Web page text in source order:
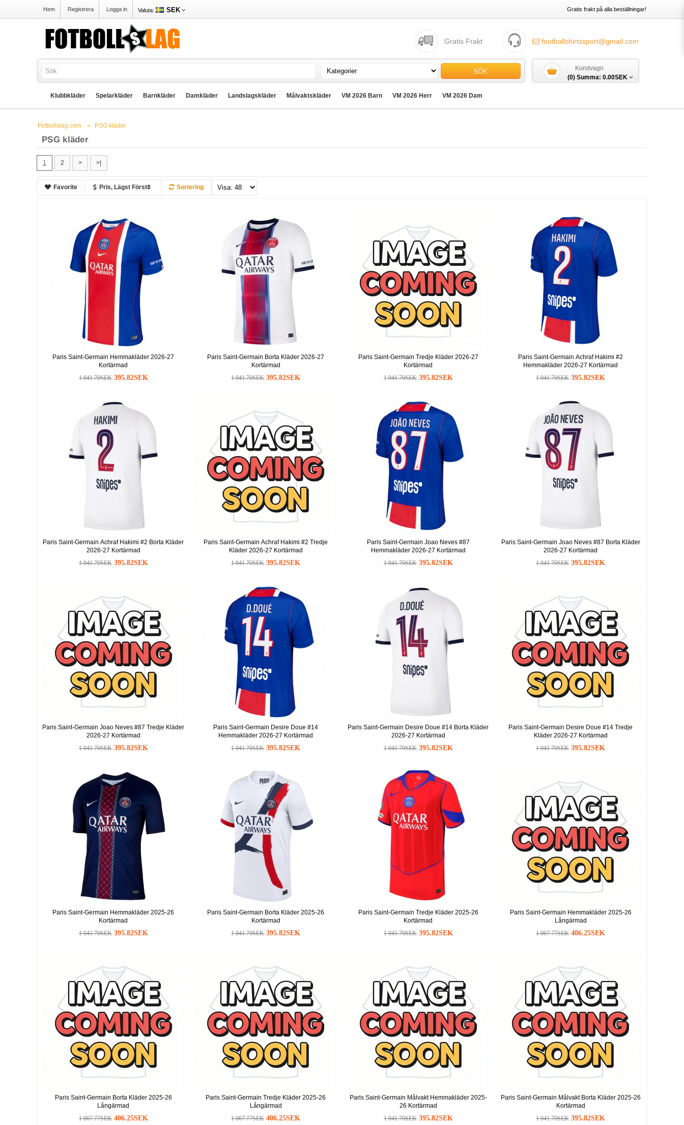
Hem Registrera Logga in Valuta: SEK Gratis frakt på alla beställningar!
footballshirtssport@gmail.com
Gratis Frakt
SÖK
Kundvagn
(0) Summa: 0.00SEK
Klubbkläder Spelarkläder Barnkläder Damkläder Landslagskläder Målvaktskläder VM 2026 Barn VM 2026 Herr VM 2026 Dam
Fotbollslag.com PSG kläder
PSG kläder
1 2 > >|
Favorite Pris, Lägst Först Sortering
Paris Saint-Germain Hemmakläder 2026-27
Kortärmad
1 041.70SEK 395.82SEK
Paris Saint-Germain Borta Kläder 2026-27
Kortärmad
1 041.70SEK 395.82SEK
Paris Saint-Germain Tredje Kläder 2026-27
Kortärmad
1 041.70SEK 395.82SEK
Paris Saint-Germain Achraf Hakimi #2
Hemmakläder 2026-27 Kortärmad
1 041.70SEK 395.82SEK
Paris Saint-Germain Achraf Hakimi #2 Borta Kläder
2026-27 Kortärmad
1 041.70SEK 395.82SEK
Paris Saint-Germain Achraf Hakimi #2 Tredje
Kläder 2026-27 Kortärmad
1 041.70SEK 395.82SEK
Paris Saint-Germain Joao Neves #87
Hemmakläder 2026-27 Kortärmad
1 041.70SEK 395.82SEK
Paris Saint-Germain Joao Neves #87 Borta Kläder
2026-27 Kortärmad
1 041.70SEK 395.82SEK
Paris Saint-Germain Joao Neves #87 Tredje Kläder
2026-27 Kortärmad
1 041.70SEK 395.82SEK
Paris Saint-Germain Desire Doue #14
Hemmakläder 2026-27 Kortärmad
1 041.70SEK 395.82SEK
Paris Saint-Germain Desire Doue #14 Borta Kläder
2026-27 Kortärmad
1 041.70SEK 395.82SEK
Paris Saint-Germain Desire Doue #14 Tredje
Kläder 2026-27 Kortärmad
1 041.70SEK 395.82SEK
Paris Saint-Germain Hemmakläder 2025-26
Kortärmad
1 041.70SEK 395.82SEK
Paris Saint-Germain Borta Kläder 2025-26
Kortärmad
1 041.70SEK 395.82SEK
Paris Saint-Germain Tredje Kläder 2025-26
Kortärmad
1 041.70SEK 395.82SEK
Paris Saint-Germain Hemmakläder 2025-26
Långärmad
1 067.77SEK 406.25SEK
Paris Saint-Germain Borta Kläder 2025-26
Långärmad
1 067.77SEK 406.25SEK
Paris Saint-Germain Tredje Kläder 2025-26
Långärmad
1 067.77SEK 406.25SEK
Paris Saint-Germain Målvakt Hemmakläder 2025-
26 Kortärmad
1 041.70SEK 395.82SEK
Paris Saint-Germain Målvakt Borta Kläder 2025-26
Kortärmad
1 041.70SEK 395.82SEK